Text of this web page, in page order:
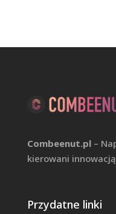
Combeenut.pl–
kierowani innowacją
Przydatne linki